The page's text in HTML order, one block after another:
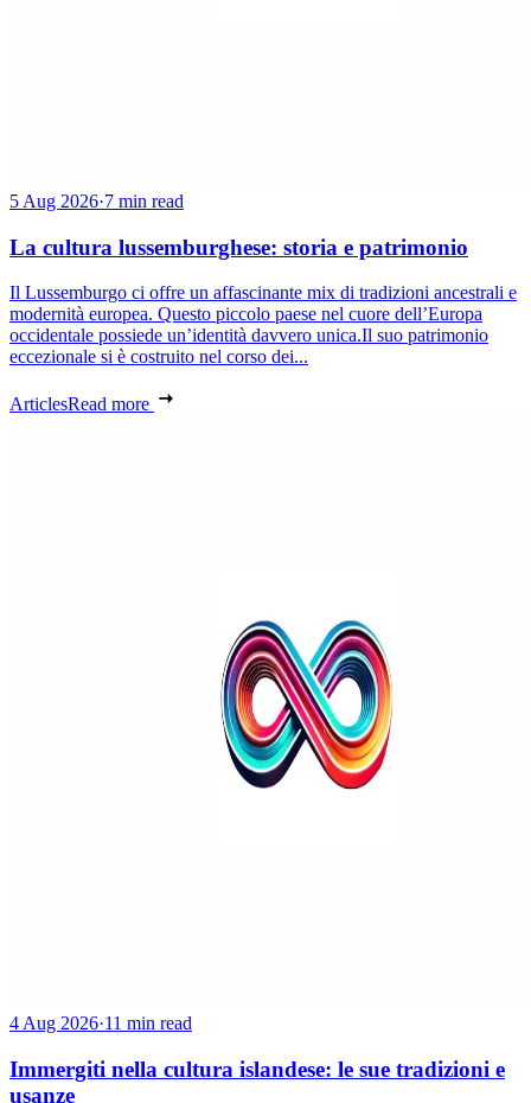
5 Aug 2026·7 min read
La cultura lussemburghese: storia e patrimonio
Il Lussemburgo ci offre un affascinante mix di tradizioni ancestrali e
modernità europea. Questo piccolo paese nel cuore dell’Europa
occidentale possiede un’identità davvero unica.Il suo patrimonio
eccezionale si è costruito nel corso dei...
ArticlesRead more
4 Aug 2026·11 min read
Immergiti nella cultura islandese: le sue tradizioni e
usanze